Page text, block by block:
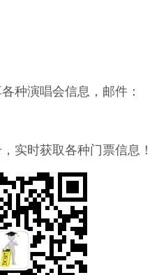
种演唱会信息，邮件：
实时获取各种门票信息！